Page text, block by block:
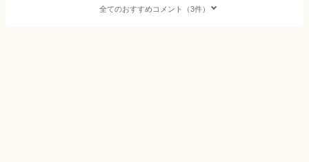
全てのおすすめコメント（3件）